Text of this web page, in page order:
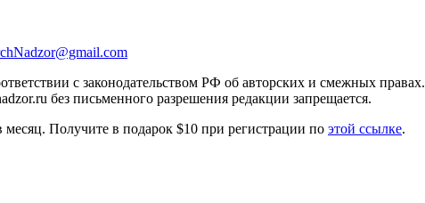
с законодательством РФ об авторских и смежных правах.
без письменного разрешения редакции запрещается.
Получите в подарок $10 при регистрации по этой ссылке.